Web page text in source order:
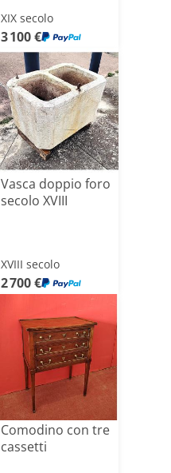
XIX secolo
3 100 €
Vasca doppio foro
secolo XVIII
XVIII secolo
2 700 €
Comodino con tre
cassetti